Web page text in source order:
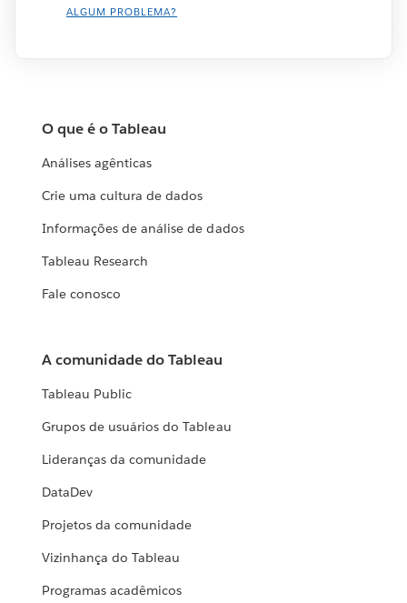
ALGUM PROBLEMA?
O que é o Tableau
Análises agênticas
Crie uma cultura de dados
Informações de análise de dados
Tableau Research
Fale conosco
A comunidade do Tableau
Tableau Public
Grupos de usuários do Tableau
Lideranças da comunidade
DataDev
Projetos da comunidade
Vizinhança do Tableau
Programas acadêmicos